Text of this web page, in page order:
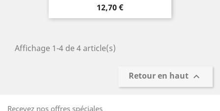
Prix
12,70 €
Affichage 1-4 de 4 article(s)
Retour en haut 
Recevez nos offres spéciales